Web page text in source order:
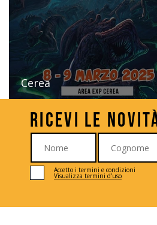
Walter Brocca firma il
di Cerea Comics and
Cerea
Ricevi le
Accetto i termini e condizioni
Visualizza termini d'uso